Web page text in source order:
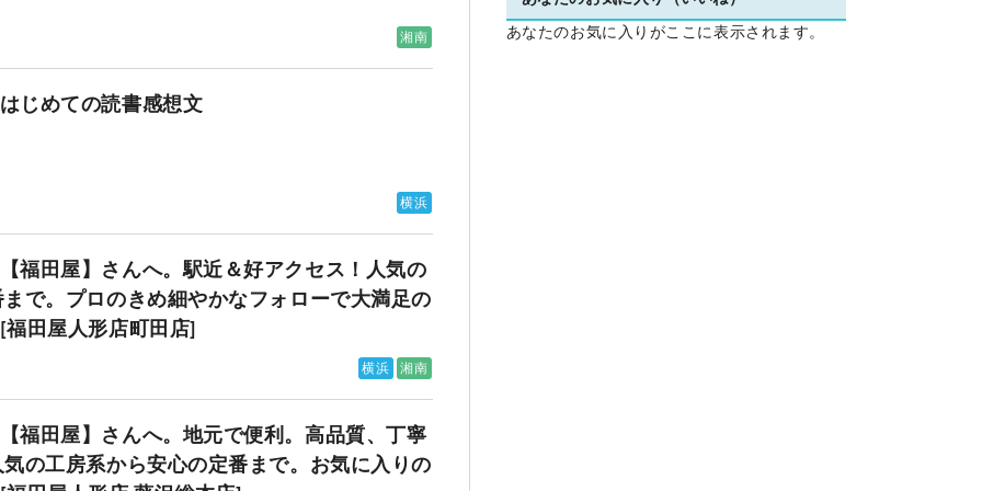
湘南
じめての読書感想文
横浜
福田屋】さんへ。駅近＆好アクセス！人気の
で。プロのきめ細やかなフォローで大満足の
田屋人形店町田店]
横浜 湘南
福田屋】さんへ。地元で便利。高品質、丁寧
の工房系から安心の定番まで。お気に入りの
あなたのお気に入りがここに表示されます。